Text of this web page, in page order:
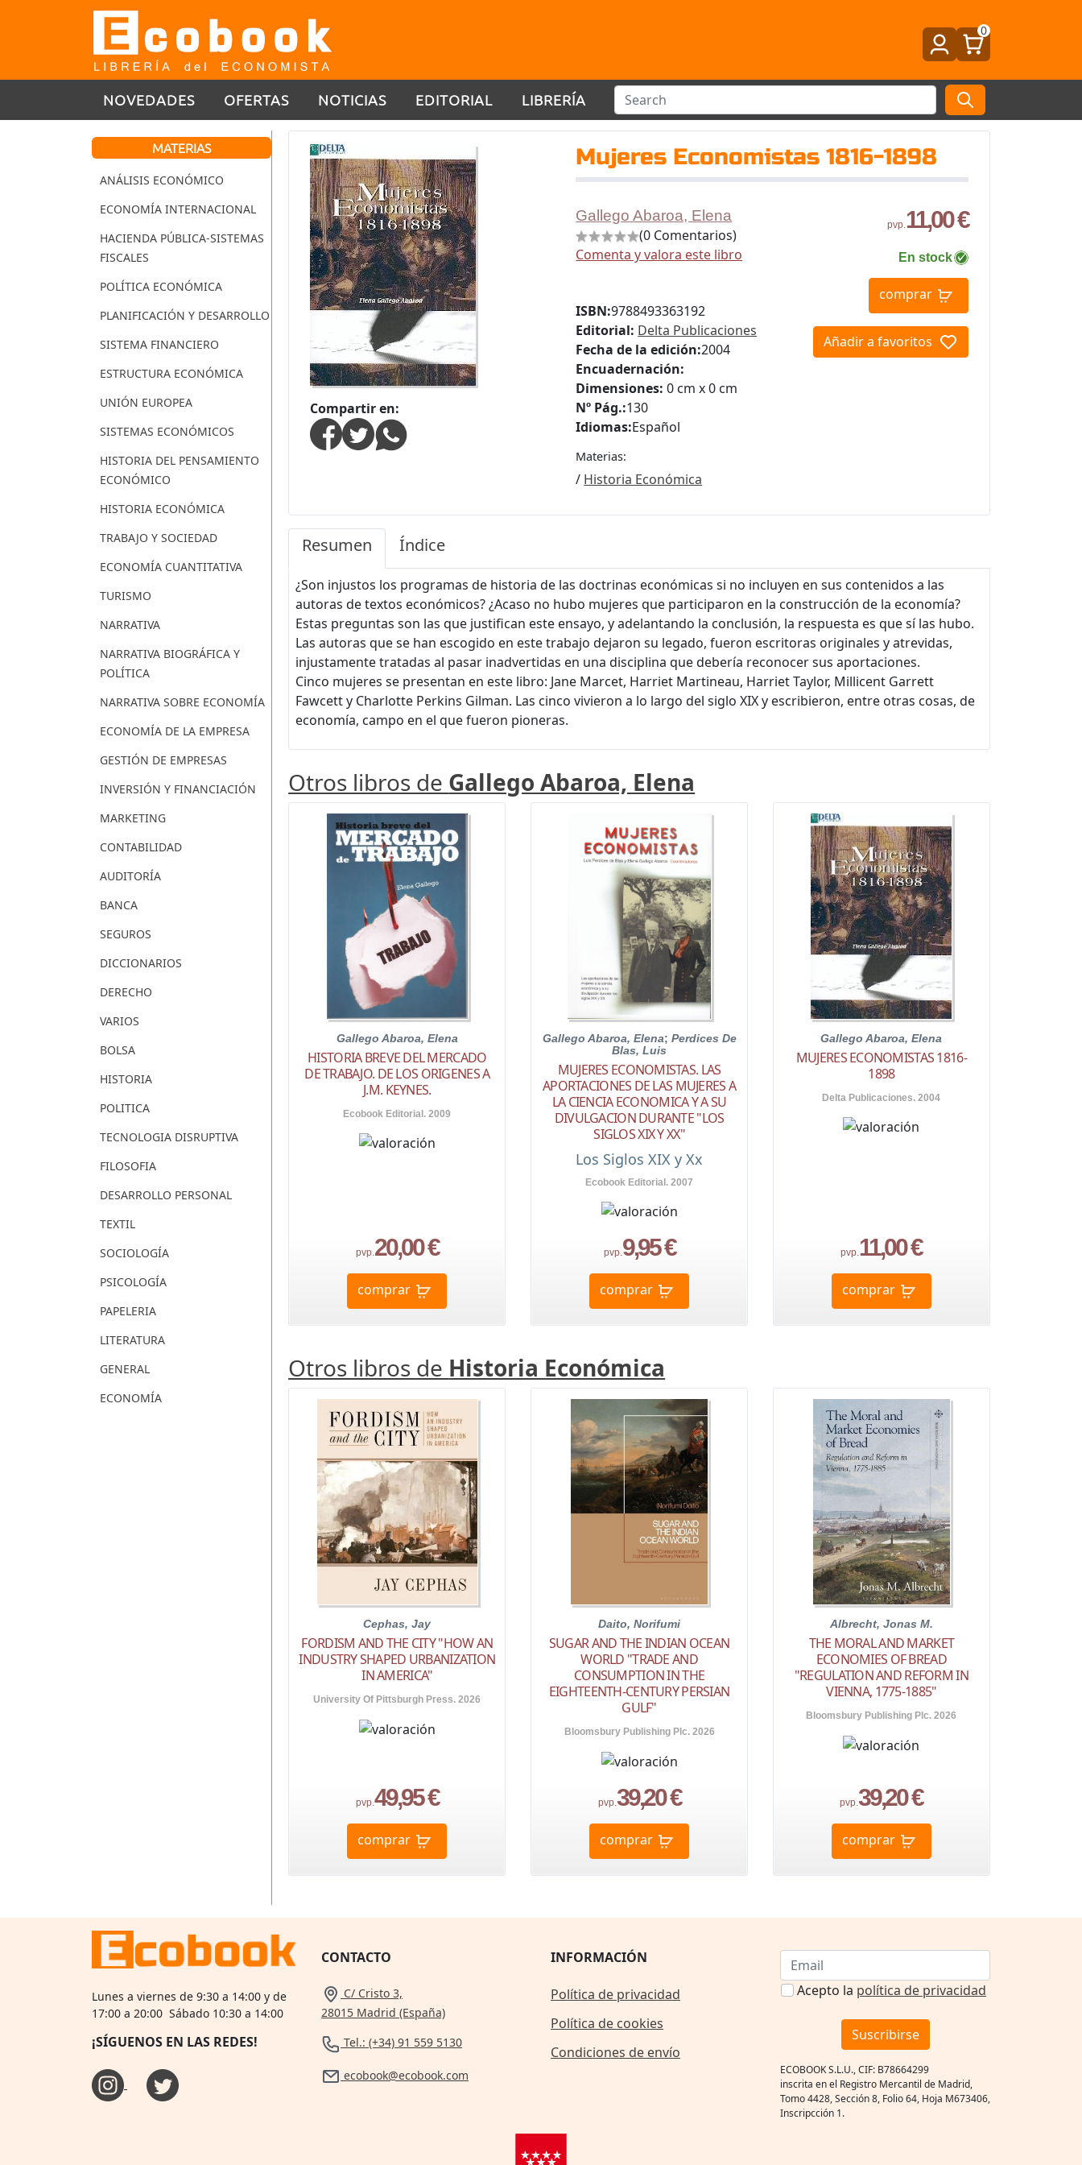
0
NOVEDADES OFERTAS NOTICIAS EDITORIAL LIBRERÍA
MATERIAS
ANÁLISIS ECONÓMICO
ECONOMÍA INTERNACIONAL
HACIENDA PÚBLICA-SISTEMAS
FISCALES
POLÍTICA ECONÓMICA
PLANIFICACIÓN Y DESARROLLO
SISTEMA FINANCIERO
ESTRUCTURA ECONÓMICA
UNIÓN EUROPEA
SISTEMAS ECONÓMICOS
HISTORIA DEL PENSAMIENTO
ECONÓMICO
HISTORIA ECONÓMICA
TRABAJO Y SOCIEDAD
ECONOMÍA CUANTITATIVA
TURISMO
NARRATIVA
NARRATIVA BIOGRÁFICA Y
POLÍTICA
NARRATIVA SOBRE ECONOMÍA
ECONOMÍA DE LA EMPRESA
GESTIÓN DE EMPRESAS
INVERSIÓN Y FINANCIACIÓN
MARKETING
CONTABILIDAD
AUDITORÍA
BANCA
SEGUROS
DICCIONARIOS
DERECHO
VARIOS
BOLSA
HISTORIA
POLITICA
TECNOLOGIA DISRUPTIVA
FILOSOFIA
DESARROLLO PERSONAL
TEXTIL
SOCIOLOGÍA
PSICOLOGÍA
PAPELERIA
LITERATURA
GENERAL
ECONOMÍA
Mujeres Economistas 1816-1898
Compartir en:
Gallego Abaroa, Elena
(0 Comentarios)
Comenta y valora este libro
pvp. 11,00 €
En stock
comprar
Añadir a favoritos
ISBN:9788493363192
Editorial: Delta Publicaciones
Fecha de la edición:2004
Encuadernación:
Dimensiones: 0 cm x 0 cm
Nº Pág.:130
Idiomas:Español
Materias:
/ Historia Económica
Resumen Índice
¿Son injustos los programas de historia de las doctrinas económicas si no incluyen en sus contenidos a las
autoras de textos económicos? ¿Acaso no hubo mujeres que participaron en la construcción de la economía?
Estas preguntas son las que justifican este ensayo, y adelantando la conclusión, la respuesta es que sí las hubo.
Las autoras que se han escogido en este trabajo dejaron su legado, fueron escritoras originales y atrevidas,
injustamente tratadas al pasar inadvertidas en una disciplina que debería reconocer sus aportaciones.
Cinco mujeres se presentan en este libro: Jane Marcet, Harriet Martineau, Harriet Taylor, Millicent Garrett
Fawcett y Charlotte Perkins Gilman. Las cinco vivieron a lo largo del siglo XIX y escribieron, entre otras cosas, de
economía, campo en el que fueron pioneras.
Otros libros de Gallego Abaroa, Elena
Gallego Abaroa, Elena
HISTORIA BREVE DEL MERCADO
DE TRABAJO. DE LOS ORIGENES A
J.M. KEYNES.
Ecobook Editorial. 2009
pvp.20,00 €
comprar
Gallego Abaroa, Elena; Perdices De
Blas, Luis
MUJERES ECONOMISTAS. LAS
APORTACIONES DE LAS MUJERES A
LA CIENCIA ECONOMICA Y A SU
DIVULGACION DURANTE "LOS
SIGLOS XIX Y XX"
Los Siglos XIX y Xx
Ecobook Editorial. 2007
pvp.9,95 €
comprar
Gallego Abaroa, Elena
MUJERES ECONOMISTAS 1816-
1898
Delta Publicaciones. 2004
pvp.11,00 €
comprar
Otros libros de Historia Económica
Cephas, Jay
FORDISM AND THE CITY "HOW AN
INDUSTRY SHAPED URBANIZATION
IN AMERICA"
University Of Pittsburgh Press. 2026
pvp.49,95 €
comprar
Daito, Norifumi
SUGAR AND THE INDIAN OCEAN
WORLD "TRADE AND
CONSUMPTION IN THE
EIGHTEENTH-CENTURY PERSIAN
GULF"
Bloomsbury Publishing Plc. 2026
pvp.39,20 €
comprar
Albrecht, Jonas M.
THE MORAL AND MARKET
ECONOMIES OF BREAD
"REGULATION AND REFORM IN
VIENNA, 1775-1885"
Bloomsbury Publishing Plc. 2026
pvp.39,20 €
comprar
Lunes a viernes de 9:30 a 14:00 y de
17:00 a 20:00 Sábado 10:30 a 14:00
¡SÍGUENOS EN LAS REDES!
CONTACTO
C/ Cristo 3,
28015 Madrid (España)
Tel.: (+34) 91 559 5130
ecobook@ecobook.com
INFORMACIÓN
Política de privacidad
Política de cookies
Condiciones de envío
Acepto la política de privacidad
Suscribirse
ECOBOOK S.L.U., CIF: B78664299
inscrita en el Registro Mercantil de Madrid,
Tomo 4428, Sección 8, Folio 64, Hoja M673406,
Inscripcción 1.